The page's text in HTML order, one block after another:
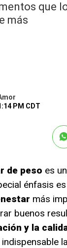
que
más
PM CDT
de peso es
énfasis
más
buenos
y la